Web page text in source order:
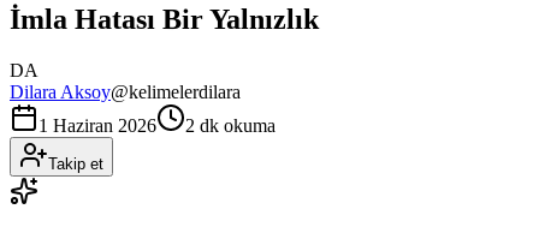
İmla Hatası Bir Yalnızlık
DA
Dilara Aksoy@kelimelerdilara
1 Haziran 2026
2 dk okuma
Takip et